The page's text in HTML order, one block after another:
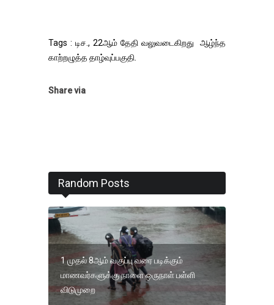
Tags : டிச., 22ஆம் தேதி வலுவடைகிறது ஆழ்ந்த
காற்றழுத்த தாழ்வுப்பகுதி.
Share via
Random Posts
1 முதல் 8ஆம் வகுப்பு வரை படிக்கும்
மாணவர்களுக்கு நாளை ஒருநாள் பள்ளி
விடுமுறை